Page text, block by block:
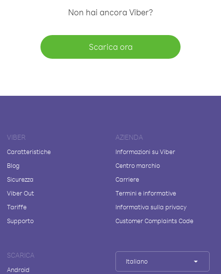
Non hai ancora Viber?
Scarica ora
VIBER
Caratteristiche
Blog
Sicurezza
Viber Out
Tariffe
Supporto
AZIENDA
Informazioni su Viber
Centro marchio
Carriere
Termini e informative
Informativa sulla privacy
Customer Complaints Code
SCARICA
Android
Italiano